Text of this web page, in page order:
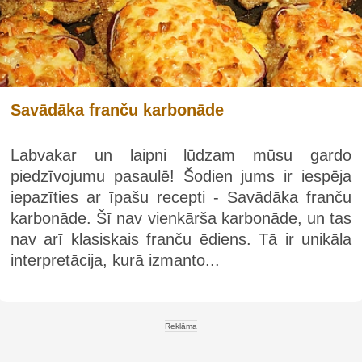
Savādāka franču karbonāde
Labvakar un laipni lūdzam mūsu gardo
piedzīvojumu pasaulē! Šodien jums ir iespēja
iepazīties ar īpašu recepti - Savādāka franču
karbonāde. Šī nav vienkārša karbonāde, un tas
nav arī klasiskais franču ēdiens. Tā ir unikāla
interpretācija, kurā izmanto...
Reklāma